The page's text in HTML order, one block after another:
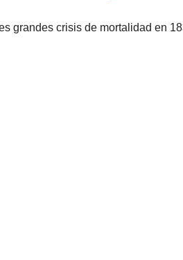
grandes crisis de mortalidad en